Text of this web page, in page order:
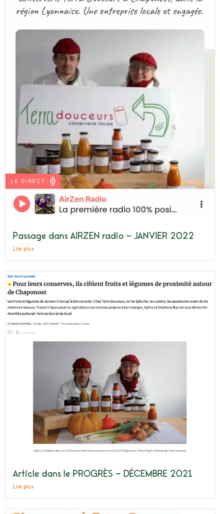
Passage dans AIRZEN radio – JANVIER 2022
Lire plus
Article dans le PROGRÈS – DÉCEMBRE 2021​
Lire plus